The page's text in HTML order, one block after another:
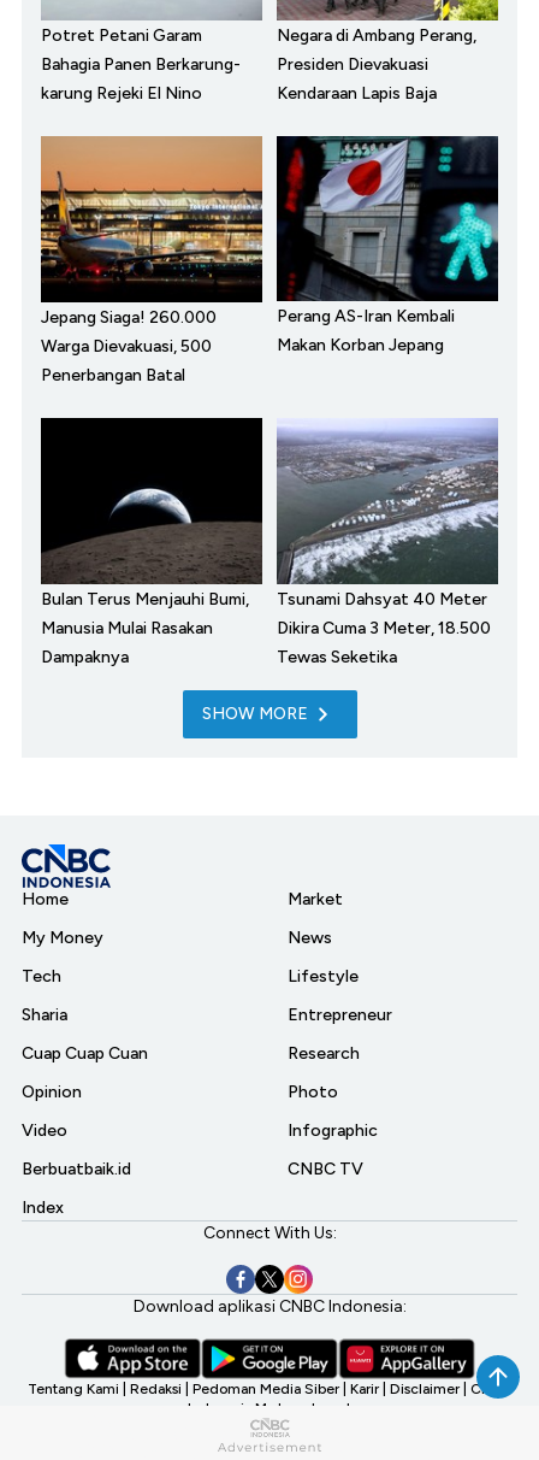
Potret Petani Garam
Bahagia Panen Berkarung-
karung Rejeki El Nino
Negara di Ambang Perang,
Presiden Dievakuasi
Kendaraan Lapis Baja
Jepang Siaga! 260.000
Warga Dievakuasi, 500
Penerbangan Batal
Perang AS-Iran Kembali
Makan Korban Jepang
Bulan Terus Menjauhi Bumi,
Manusia Mulai Rasakan
Dampaknya
Tsunami Dahsyat 40 Meter
Dikira Cuma 3 Meter, 18.500
Tewas Seketika
SHOW MORE
Home
My Money
Tech
Sharia
Cuap Cuap Cuan
Opinion
Video
Berbuatbaik.id
Index
Market
News
Lifestyle
Entrepreneur
Research
Photo
Infographic
CNBC TV
Connect With Us:
Download aplikasi CNBC Indonesia:
Tentang Kami Redaksi Pedoman Media Siber Karir Disclaimer CNBC
Indonesia My Investment
©2026 CNBC Indonesia, A Transmedia Company